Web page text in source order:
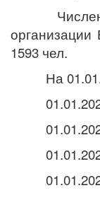
организации
1593 чел.
На